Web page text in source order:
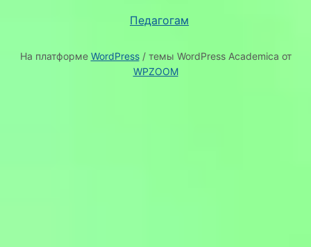
Педагогам
На платформе WordPress/ темы WordPress Academica от
WPZOOM